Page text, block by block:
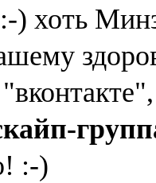
:-) хоть
:-)